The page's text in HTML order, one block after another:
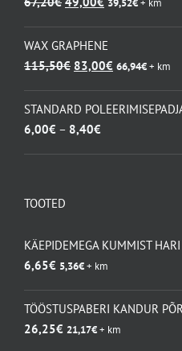
oli:
67,20€.
on:
49,00€.
WAX GRAPHENE
115,50€ Algne
oli:
115,50€.
83,00€ Praegune
on:
66,94€+ km
STANDARD
6,00€ – 8,40€
TOOTED
KÄEPIDEMEGA KUMMIST HARI
6,65€ 5,36€+ km
TÖÖSTUSPABERI KANDUR
26,25€ 21,17€+ km